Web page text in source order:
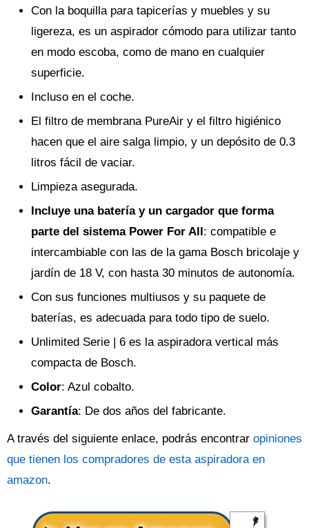
Con la boquilla para tapicerías y muebles y su
ligereza, es un aspirador cómodo para utilizar tanto
en modo escoba, como de mano en cualquier
superficie.
Incluso en el coche.
El filtro de membrana PureAir y el filtro higiénico
hacen que el aire salga limpio, y un depósito de 0.3
litros fácil de vaciar.
Limpieza asegurada.
Incluye una batería y un cargador que forma
parte del sistema Power For All: compatible e
intercambiable con las de la gama Bosch bricolaje y
jardín de 18 V, con hasta 30 minutos de autonomía.
Con sus funciones multiusos y su paquete de
baterías, es adecuada para todo tipo de suelo.
Unlimited Serie | 6 es la aspiradora vertical más
compacta de Bosch.
Color: Azul cobalto.
Garantía: De dos años del fabricante.
A través del siguiente enlace, podrás encontrar opiniones
que tienen los compradores de esta aspiradora en
amazon.